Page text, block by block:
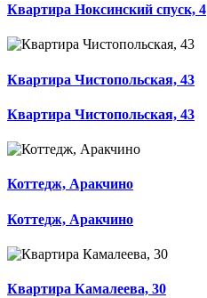
Квартира Ноксинский спуск, 4
Квартира Чистопольская, 43
Квартира Чистопольская, 43
Коттедж, Аракчино
Коттедж, Аракчино
Квартира Камалеева, 30